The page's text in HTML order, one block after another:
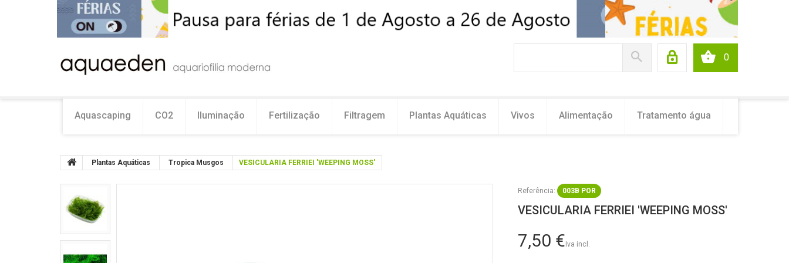
0
Aquascaping CO2 Iluminação Fertilização Filtragem Plantas Aquáticas Vivos Alimentação Tratamento água
Plantas Aquáticas Tropica Musgos VESICULARIA FERRIEI 'WEEPING MOSS'
Referência: 003B POR
VESICULARIA FERRIEI 'WEEPING MOSS'
7,50 €Iva incl.